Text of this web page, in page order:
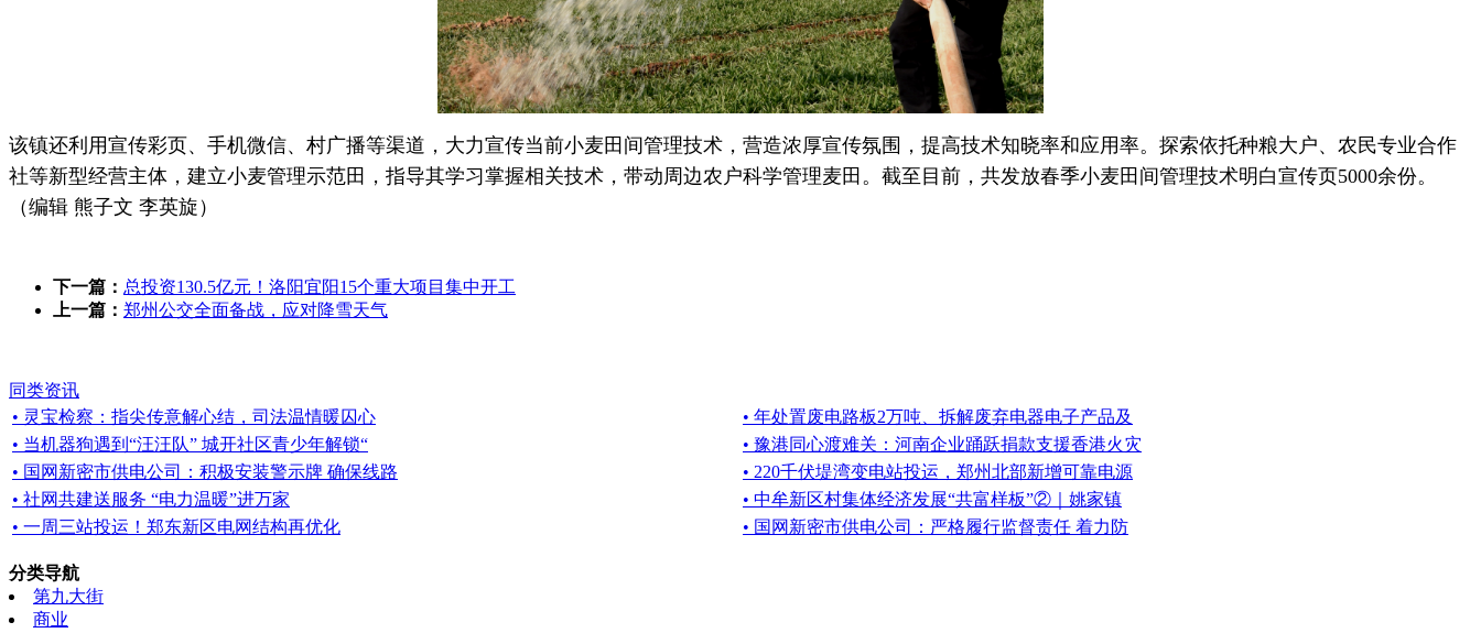
该镇还利用宣传彩页、手机微信、村广播等渠道，大力宣传当前小麦田间管理技术，营造浓厚宣传氛围，提高技术知晓率和应用率。探索依托种粮大户、农民专业合作
社等新型经营主体，建立小麦管理示范田，指导其学习掌握相关技术，带动周边农户科学管理麦田。截至目前，共发放春季小麦田间管理技术明白宣传页5000余份。
（编辑 熊子文 李英旋）
下一篇： 总投资130.5亿元！洛阳宜阳15个重大项目集中开工
上一篇： 郑州公交全面备战，应对降雪天气
同类资讯
• 灵宝检察：指尖传意解心结，司法温情暖囚心
• 年处置废电路板2万吨、拆解废弃电器电子产品及
• 当机器狗遇到“汪汪队” 城开社区青少年解锁“
• 豫港同心渡难关：河南企业踊跃捐款支援香港火灾
• 国网新密市供电公司：积极安装警示牌 确保线路
• 220千伏堤湾变电站投运，郑州北部新增可靠电源
• 社网共建送服务 “电力温暖”进万家
• 中牟新区村集体经济发展“共富样板”②｜姚家镇
• 一周三站投运！郑东新区电网结构再优化
• 国网新密市供电公司：严格履行监督责任 着力防
分类导航
第九大街
商业